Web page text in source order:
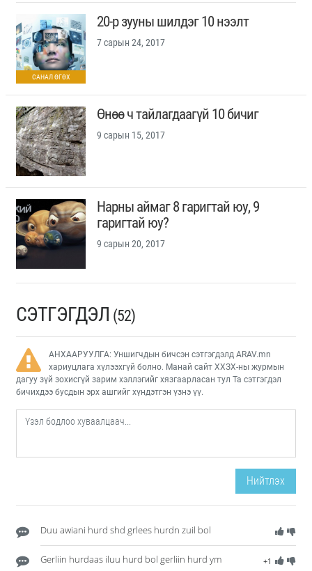
20-р зууны шилдэг 10 нээлт
7 сарын 24, 2017
Өнөө ч тайлагдаагүй 10 бичиг
9 сарын 15, 2017
Нарны аймаг 8 гаригтай юу, 9
гаригтай юу?
9 сарын 20, 2017
СЭТГЭГДЭЛ (52)
АНХААРУУЛГА: Уншигчдын бичсэн сэтгэгдэлд ARAV.mn
хариуцлага хүлээхгүй болно. Манай сайт ХХЗХ-ны журмын
дагуу зүй зохисгүй зарим хэллэгийг хязгаарласан тул Та сэтгэгдэл
бичихдээ бусдын эрх ашгийг хүндэтгэн үзнэ үү.
Нийтлэх
Duu awiani hurd shd grlees hurdn zuil bol
+1
Gerliin hurdaas iluu hurd bol gerliin hurd ym